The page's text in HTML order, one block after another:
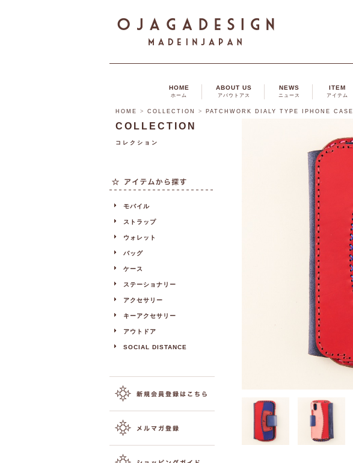
HOME
ホーム
ABOUT US
アバウトアス
NEWS
ニュース
ITEM
アイテム
HOME > COLLECTION > PATCHWORK DIALY TYPE IPHONE CASE
COLLECTION
コレクション
モバイル
ストラップ
ウォレット
バッグ
ケース
ステーショナリー
アクセサリー
キーアクセサリー
アウトドア
SOCIAL DISTANCE